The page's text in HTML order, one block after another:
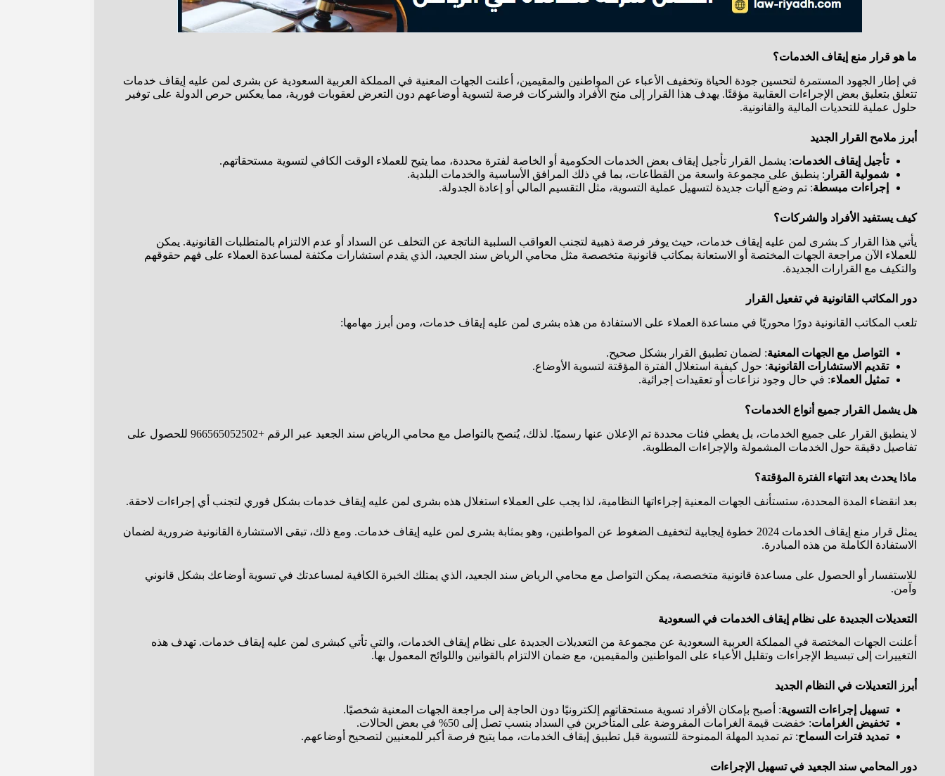
ما هو قرار منع إيقاف الخدمات؟
في إطار الجهود المستمرة لتحسين جودة الحياة وتخفيف الأعباء عن المواطنين والمقيمين، أعلنت الجهات المعنية في المملكة العربية السعودية عن بشرى لمن عليه إيقاف خدمات
تتعلق بتعليق بعض الإجراءات العقابية مؤقتًا. يهدف هذا القرار إلى منح الأفراد والشركات فرصة لتسوية أوضاعهم دون التعرض لعقوبات فورية، مما يعكس حرص الدولة على توفير
حلول عملية للتحديات المالية والقانونية.
أبرز ملامح القرار الجديد
تأجيل إيقاف الخدمات: يشمل القرار تأجيل إيقاف بعض الخدمات الحكومية أو الخاصة لفترة محددة، مما يتيح للعملاء الوقت الكافي لتسوية مستحقاتهم.
شمولية القرار : ينطبق على مجموعة واسعة من القطاعات، بما في ذلك المرافق الأساسية والخدمات البلدية.
إجراءات مبسطة: تم وضع آليات جديدة لتسهيل عملية التسوية، مثل التقسيم المالي أو إعادة الجدولة.
كيف يستفيد الأفراد والشركات؟
يأتي هذا القرار كـ بشرى لمن عليه إيقاف خدمات، حيث يوفر فرصة ذهبية لتجنب العواقب السلبية الناتجة عن التخلف عن السداد أو عدم الالتزام بالمتطلبات القانونية. يمكن
للعملاء الآن مراجعة الجهات المختصة أو الاستعانة بمكاتب قانونية متخصصة مثل محامي الرياض سند الجعيد، الذي يقدم استشارات مكثفة لمساعدة العملاء على فهم حقوقهم
والتكيف مع القرارات الجديدة.
دور المكاتب القانونية في تفعيل القرار
تلعب المكاتب القانونية دورًا محوريًا في مساعدة العملاء على الاستفادة من هذه بشرى لمن عليه إيقاف خدمات، ومن أبرز مهامها:
التواصل مع الجهات المعنية: لضمان تطبيق القرار بشكل صحيح.
تقديم الاستشارات القانونية: حول كيفية استغلال الفترة المؤقتة لتسوية الأوضاع.
تمثيل العملاء: في حال وجود نزاعات أو تعقيدات إجرائية.
هل يشمل القرار جميع أنواع الخدمات؟
لا ينطبق القرار على جميع الخدمات، بل يغطي فئات محددة تم الإعلان عنها رسميًا. لذلك، يُنصح بالتواصل مع محامي الرياض سند الجعيد عبر الرقم +966565052502 للحصول على
تفاصيل دقيقة حول الخدمات المشمولة والإجراءات المطلوبة.
ماذا يحدث بعد انتهاء الفترة المؤقتة؟
بعد انقضاء المدة المحددة، ستستأنف الجهات المعنية إجراءاتها النظامية، لذا يجب على العملاء استغلال هذه بشرى لمن عليه إيقاف خدمات بشكل فوري لتجنب أي إجراءات لاحقة.
يمثل قرار منع إيقاف الخدمات 2024 خطوة إيجابية لتخفيف الضغوط عن المواطنين، وهو بمثابة بشرى لمن عليه إيقاف خدمات. ومع ذلك، تبقى الاستشارة القانونية ضرورية لضمان
الاستفادة الكاملة من هذه المبادرة.
للاستفسار أو الحصول على مساعدة قانونية متخصصة، يمكن التواصل مع محامي الرياض سند الجعيد، الذي يمتلك الخبرة الكافية لمساعدتك في تسوية أوضاعك بشكل قانوني
وآمن.
التعديلات الجديدة على نظام إيقاف الخدمات في السعودية
أعلنت الجهات المختصة في المملكة العربية السعودية عن مجموعة من التعديلات الجديدة على نظام إيقاف الخدمات، والتي تأتي كبشرى لمن عليه إيقاف خدمات. تهدف هذه
التغييرات إلى تبسيط الإجراءات وتقليل الأعباء على المواطنين والمقيمين، مع ضمان الالتزام بالقوانين واللوائح المعمول بها.
أبرز التعديلات في النظام الجديد
تسهيل إجراءات التسوية: أصبح بإمكان الأفراد تسوية مستحقاتهم إلكترونيًا دون الحاجة إلى مراجعة الجهات المعنية شخصيًا.
تخفيض الغرامات: خفضت قيمة الغرامات المفروضة على المتأخرين في السداد بنسب تصل إلى 50% في بعض الحالات.
تمديد فترات السماح: تم تمديد المهلة الممنوحة للتسوية قبل تطبيق إيقاف الخدمات، مما يتيح فرصة أكبر للمعنيين لتصحيح أوضاعهم.
دور المحامي سند الجعيد في تسهيل الإجراءات